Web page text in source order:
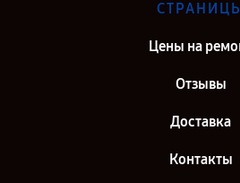
Цены на
Отзывы
Доставка
Контакты